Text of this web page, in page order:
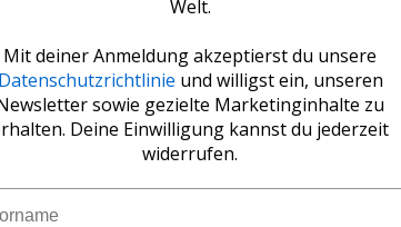
Welt.
Mit deiner Anmeldung akzeptierst du unsere
Datenschutzrichtlinie und willigst ein, unseren
sowie gezielte Marketinginhalte zu
Deine Einwilligung kannst du jederzeit
widerrufen.